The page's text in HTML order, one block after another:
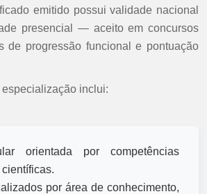
emitido possui validade nacional
presencial — aceito em concursos
de progressão funcional e pontuação
inclui:
orientada por competências
por área de conhecimento,